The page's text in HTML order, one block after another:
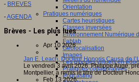
Orientation
Pratiques numériques
Cartes heuristiques
Classes inversées
Environnement Numérique
Fablab
Géolocalisation
Images
Les mondes virtuels en
Pratiques collaboratives
Podcasting
- BREVES
-AGENDA
Brèves - Les plus lues
Apr 10 2026
Jan E. Leach, Docteur Honoris Causa de
Le vendredi 3 avril 2026, Philippe Augé,
Montpellier, a remis le titre de Docteur
Feb 13 2026